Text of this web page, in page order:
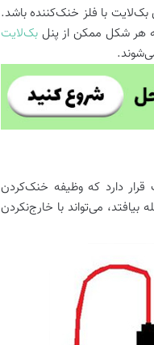
با فلز خنک‌کننده باشد.
هر شکل ممکن از پنل بک‌لایت
دارد که وظیفه خنک‌کردن
می‌تواند با خارج‌نکردن